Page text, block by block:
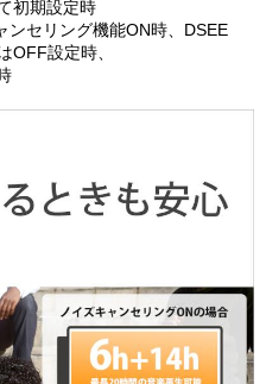
初期設定時
ンセリング機能ON時、DSEE
OFF設定時、